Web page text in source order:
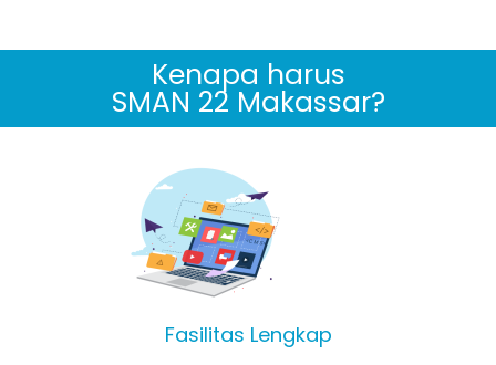
Kenapa harus
SMAN 22 Makassar?
Fasilitas Lengkap